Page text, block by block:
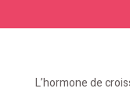
L’hormone de